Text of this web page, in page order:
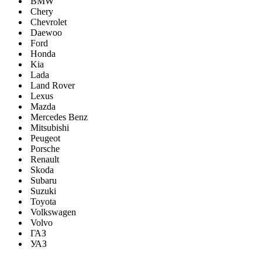
Chery
Chevrolet
Daewoo
Ford
Honda
Kia
Lada
Land Rover
Lexus
Mazda
Mercedes Benz
Mitsubishi
Peugeot
Porsche
Renault
Skoda
Subaru
Suzuki
Toyota
Volkswagen
Volvo
ГАЗ
УАЗ